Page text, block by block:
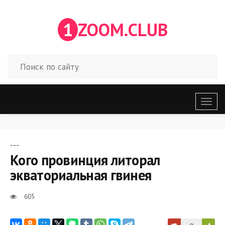
1 ZOOM.CLUB
меню
---
Кого провинция литорал
экваториальная гвинея
605